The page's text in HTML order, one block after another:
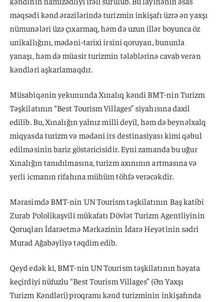
məqsədi kənd ərazilərində turizmin inkişafı üzrə ən yaxşı
nümunələri üzə çıxarmaq, həm də uzun illər boyunca öz
unikallığını, mədəni-tarixi irsini qoruyan, bununla
yanaşı, həm də müasir turizmin tələblərinə cavab verən
kəndləri aşkarlamaqdır.
Müsabiqənin yekununda Xınalıq kəndi BMT-nin Turizm
Təşkilatının “Best Tourism Villages” siyahısına daxil
edilib. Bu, Xınalığın yalnız milli deyil, həm də beynəlxalq
miqyasda turizm və mədəni irs destinasiyası kimi qəbul
edilməsinin bariz göstəricisidir. Eyni zamanda bu uğur
Xınalığın tanıdılmasına, turizm axınının artmasına və
yerli icmanın rifahına mühüm töhfə verəcəkdir.
Mərasimdə BMT-nin UN Tourism təşkilatının Baş katibi
Zurab Pololikaşvili mükafatı Dövlət Turizm Agentliyinin
Qoruqları İdarəetmə Mərkəzinin İdarə Heyətinin sədri
Murad Ağabəyliyə təqdim edib.
Qeyd edək ki, BMT-nin UN Tourism təşkilatının həyata
keçirdiyi nüfuzlu “Best Tourism Villages” (Ən Yaxşı
Turizm Kəndləri) proqramı kənd turizminin inkişafında